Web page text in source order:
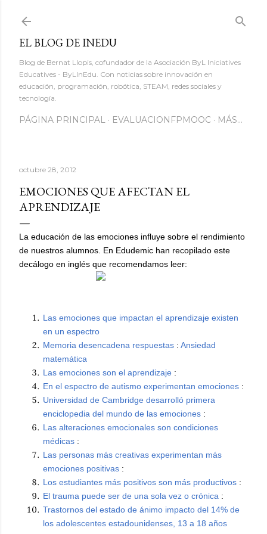
EL BLOG DE INEDU
Blog de Bernat Llopis, cofundador de la Asociación ByL Iniciatives
Educatives - ByLInEdu. Con noticias sobre innovación en
educación, programación, robótica, STEAM, redes sociales y
tecnología.
PÁGINA PRINCIPAL EVALUACIONFPMOOC MÁS…
octubre 28, 2012
EMOCIONES QUE AFECTAN EL
APRENDIZAJE
La educación de las emociones influye sobre el rendimiento
de nuestros alumnos. En Edudemic han recopilado este
decálogo en inglés que recomendamos leer:
Las emociones que impactan el aprendizaje existen
en un espectro
Memoria desencadena respuestas : Ansiedad
matemática
Las emociones son el aprendizaje :
En el espectro de autismo experimentan emociones :
Universidad de Cambridge desarrolló primera
enciclopedia del mundo de las emociones :
Las alteraciones emocionales son condiciones
médicas :
Las personas más creativas experimentan más
emociones positivas :
Los estudiantes más positivos son más productivos :
El trauma puede ser de una sola vez o crónica :
Trastornos del estado de ánimo impacto del 14% de
los adolescentes estadounidenses, 13 a 18 años